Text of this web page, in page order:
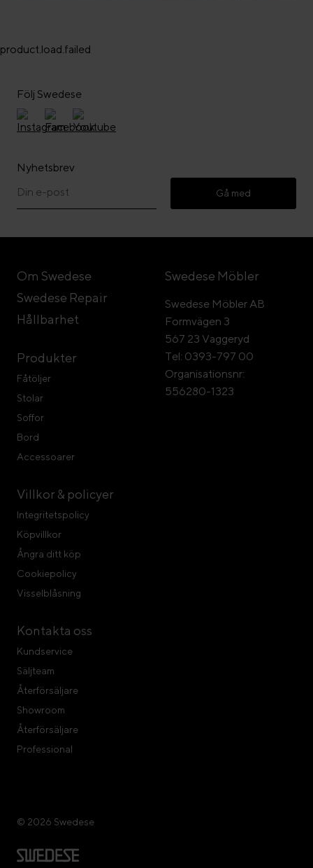
product.load.failed
Följ Swedese
Nyhetsbrev
Gå med
Om Swedese
Swedese Repair
Hållbarhet
Produkter
Fåtöljer
Stolar
Soffor
Bord
Accessoarer
Villkor & policyer
Integritetspolicy
Köpvillkor
Ångra ditt köp
Cookiepolicy
Visselblåsning
Kontakta oss
Kundservice
Säljteam
Återförsäljare
Showroom
Återförsäljare
Professional
Swedese Möbler
Swedese Möbler AB
Formvägen 3
567 23 Vaggeryd
Tel: 0393-797 00
Organisationsnr:
556280-1323
© 2026 Swedese